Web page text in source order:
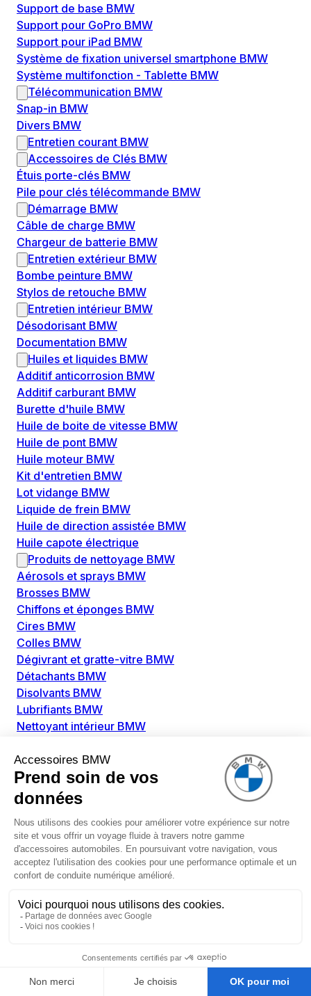
Support de base BMW
Support pour GoPro BMW
Support pour iPad BMW
Système de fixation universel smartphone BMW
Système multifonction - Tablette BMW
Télécommunication BMW
Snap-in BMW
Divers BMW
Entretien courant BMW
Accessoires de Clés BMW
Étuis porte-clés BMW
Pile pour clés télécommande BMW
Démarrage BMW
Câble de charge BMW
Chargeur de batterie BMW
Entretien extérieur BMW
Bombe peinture BMW
Stylos de retouche BMW
Entretien intérieur BMW
Désodorisant BMW
Documentation BMW
Huiles et liquides BMW
Additif anticorrosion BMW
Additif carburant BMW
Burette d'huile BMW
Huile de boite de vitesse BMW
Huile de pont BMW
Huile moteur BMW
Kit d'entretien BMW
Lot vidange BMW
Liquide de frein BMW
Huile de direction assistée BMW
Huile capote électrique
Produits de nettoyage BMW
Aérosols et sprays BMW
Brosses BMW
Chiffons et éponges BMW
Cires BMW
Colles BMW
Dégivrant et gratte-vitre BMW
Détachants BMW
Disolvants BMW
Lubrifiants BMW
Nettoyant intérieur BMW
Pièces détachées BMW
Alimentation Carburant BMW
Boitier papillon BMW
d'aspiration BMW
Injecteur BMW
Pompe à carburant BMW
Pompe diesel BMW
Bobines d'allumage BMW
Boitier de préchauffage BMW
Amortissement BMW
Amortisseurs BMW